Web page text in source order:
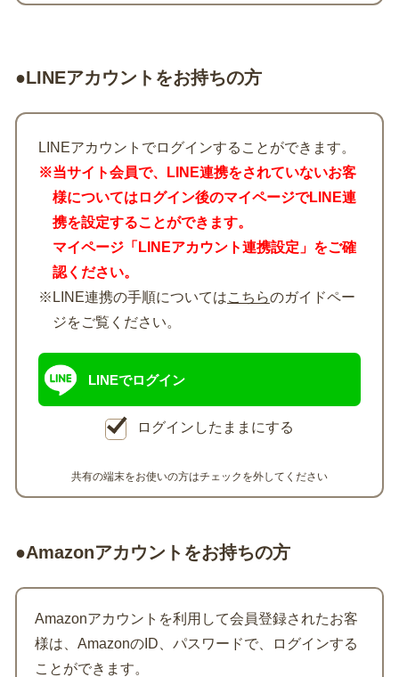
●LINEアカウントをお持ちの方
LINEアカウントでログインすることができます。
※当サイト会員で、LINE連携をされていないお客
様についてはログイン後のマイページでLINE連
携を設定することができます。
マイページ「LINEアカウント連携設定」をご確
認ください。
※LINE連携の手順についてはこちらのガイドペー
ジをご覧ください。
LINEでログイン
ログインしたままにする
共有の端末をお使いの方はチェックを外してください
●Amazonアカウントをお持ちの方
Amazonアカウントを利用して会員登録されたお客
様は、AmazonのID、パスワードで、ログインする
ことができます。